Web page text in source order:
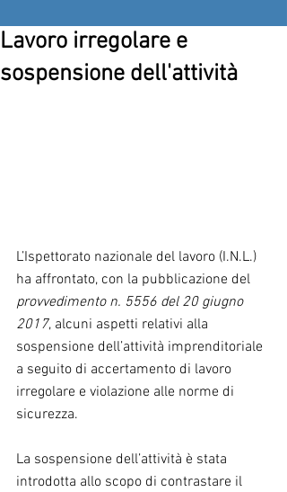
Lavoro irregolare e
sospensione dell'attività
L’Ispettorato nazionale del lavoro (I.N.L.)
ha affrontato, con la pubblicazione del
provvedimento n. 5556 del 20 giugno
2017, alcuni aspetti relativi alla
sospensione dell’attività imprenditoriale
a seguito di accertamento di lavoro
irregolare e violazione alle norme di
sicurezza.
La sospensione dell’attività è stata
introdotta allo scopo di contrastare il